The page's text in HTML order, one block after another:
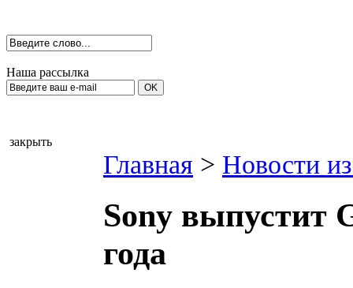
Наша рассылка
закрыть
Главная > Новости
Sony выпустит
года